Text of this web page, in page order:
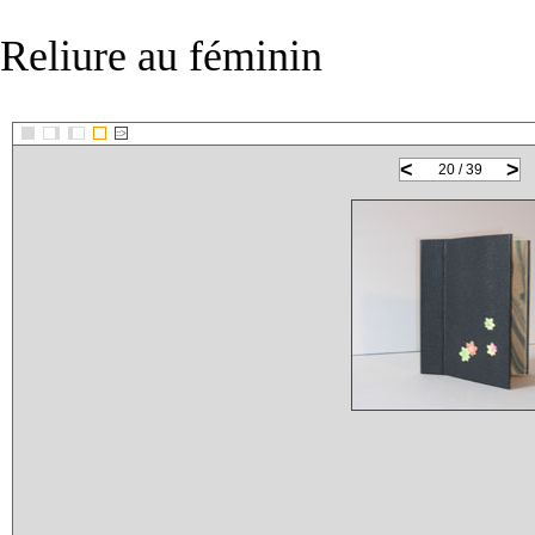
Reliure au féminin
::>
< >
20 / 39